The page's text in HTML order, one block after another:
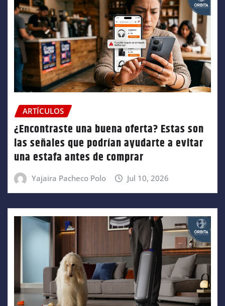
ARTÍCULOS
¿Encontraste una buena oferta? Estas son
las señales que podrían ayudarte a evitar
una estafa antes de comprar
Yajaira Pacheco Polo Jul 10, 2026